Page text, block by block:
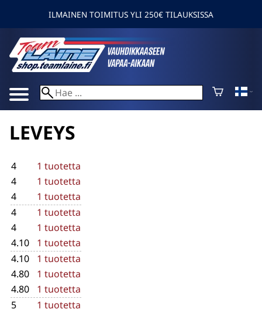
ILMAINEN TOIMITUS YLI 250€ TILAUKSISSA
LEVEYS
4
1 tuotetta
4
1 tuotetta
4
1 tuotetta
4
1 tuotetta
4
1 tuotetta
4.10
1 tuotetta
4.10
1 tuotetta
4.80
1 tuotetta
4.80
1 tuotetta
5
1 tuotetta